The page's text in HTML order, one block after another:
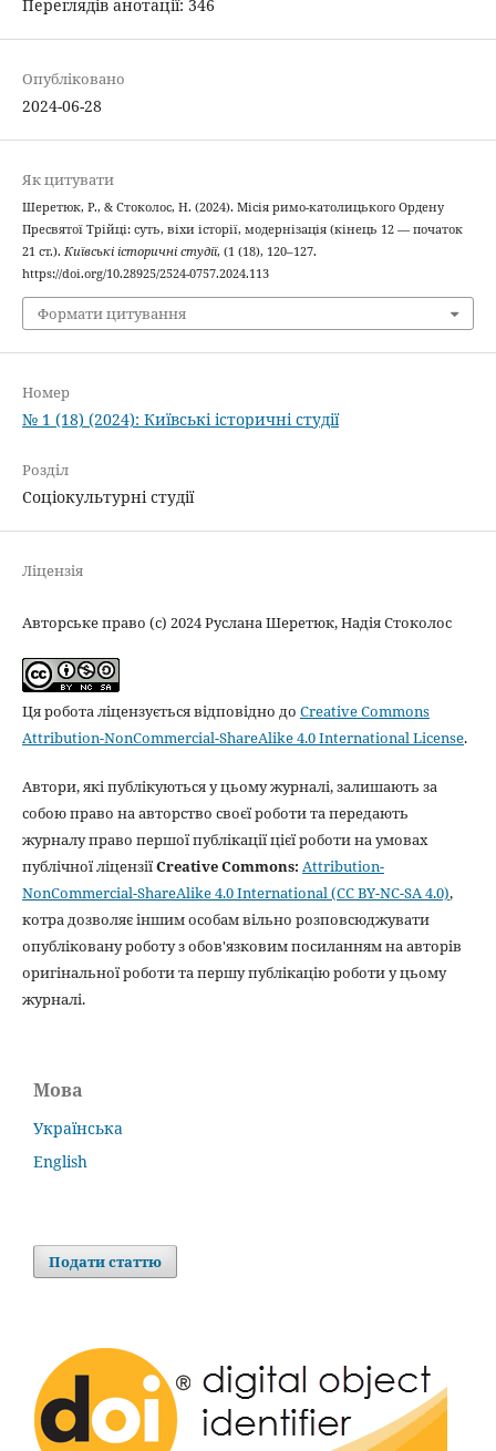
Переглядів анотації: 346
Опубліковано
2024-06-28
Як цитувати
Шеретюк, Р., & Стоколос, Н. (2024). Місія римо-католицького Ордену
Пресвятої Трійці: суть, віхи історії, модернізація (кінець 12 — початок
21 ст.). Київські історичні студії, (1 (18), 120–127.
https://doi.org/10.28925/2524-0757.2024.113
Формати цитування
Номер
№ 1 (18) (2024): Київські історичні студії
Розділ
Соціокультурні студії
Ліцензія
Авторське право (c) 2024 Руслана Шеретюк, Надія Стоколос
Ця робота ліцензується відповідно до Creative Commons
Attribution-NonCommercial-ShareAlike 4.0 International License.
Автори, які публікуються у цьому журналі, залишають за
собою право на авторство своєї роботи та передають
журналу право першої публікації цієї роботи на умовах
публічної ліцензіїCreative Commons: Attribution-
NonCommercial-ShareAlike 4.0 International (CC BY-NC-SA 4.0),
котра дозволяє іншим особам вільно розповсюджувати
опубліковану роботу з обов'язковим посиланням на авторів
оригінальної роботи та першу публікацію роботи у цьому
журналі.
Мова
Українська
English
Подати статтю